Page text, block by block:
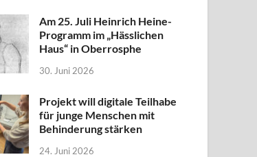
Am 25. Juli Heinrich Heine-
Programm im „Hässlichen
Haus“ in Oberrosphe
30. Juni 2026
Projekt will digitale Teilhabe
für junge Menschen mit
Behinderung stärken
24. Juni 2026